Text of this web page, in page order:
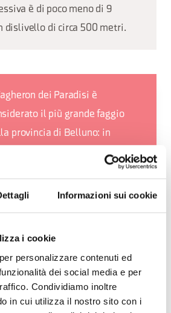
Informazioni sui cookie
i cookie
personalizzare contenuti ed
dei social media e per
Condividiamo inoltre
in cui utilizza il nostro sito con i
è di poco meno di 9
dislivello di circa 500 metri.
dei Paradisi è
il più grande faggio
provincia di Belluno: in
casere in pietra della zona si
ricoveri temporanei a partire
mese di maggio (da qui il nome,